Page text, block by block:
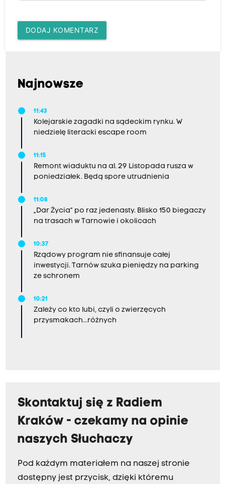
DODAJ KOMENTARZ
Najnowsze
11:43
Kolejarskie zagadki na sądeckim rynku. W
niedzielę literacki escape room
11:15
Remont wiaduktu na al. 29 Listopada rusza w
poniedziałek. Będą spore utrudnienia
11:08
„Dar Życia” po raz jedenasty. Blisko 150 biegaczy
na trasach w Tarnowie i okolicach
10:37
Rządowy program nie sfinansuje całej
inwestycji. Tarnów szuka pieniędzy na parking
ze schronem
10:21
Zależy co kto lubi, czyli o zwierzęcych
przysmakach...różnych
Skontaktuj się z Radiem
Kraków - czekamy na opinie
naszych Słuchaczy
Pod każdym materiałem na naszej stronie
dostępny jest przycisk, dzięki któremu